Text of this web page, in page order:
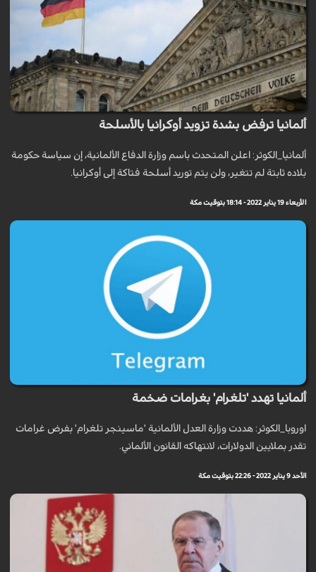
ألمانيا ترفض بشدة تزويد أوكرانيا بالأسلحة
ألمانيا_الكوثر: اعلن المتحدث باسم وزارة الدفاع الألمانية، إن سياسة حكومة
بلاده ثابتة لم تتغير، ولن يتم توريد أسلحة فتاكة إلى أوكرانيا.
الأربعاء 19 يناير 2022 - 18:14 بتوقيت مكة
ألمانيا تهدد 'تلغرام' بغرامات ضخمة
اوروبا_الكوثر: هددت وزارة العدل الألمانية 'ماسينجر تلغرام' بفرض غرامات
تقدر بملايين الدولارات، لانتهاكه القانون الألماني.
الأحد 9 يناير 2022 - 22:26 بتوقيت مكة